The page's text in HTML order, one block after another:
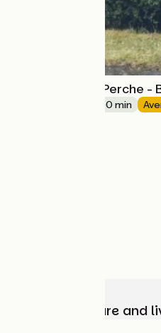
Les balcons du Perche -
3 h 00 min
Choose, prepare and